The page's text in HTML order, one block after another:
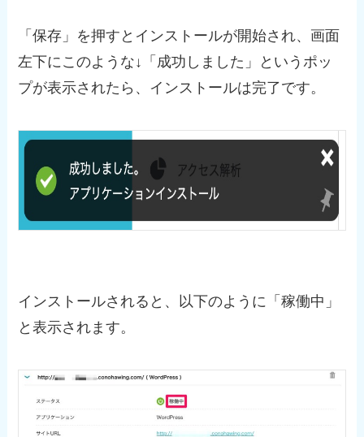
「保存」を押すとインストールが開始され、画面
左下にこのような↓「成功しました」というポッ
プが表示されたら、インストールは完了です。
インストールされると、以下のように「稼働中」
と表示されます。